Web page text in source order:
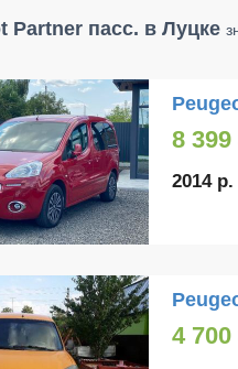
Partner пасс. в Луцке
8 399
2014 р.
4 700